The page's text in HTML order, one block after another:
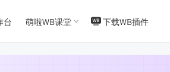
台 萌啦WB课堂 下载WB插件